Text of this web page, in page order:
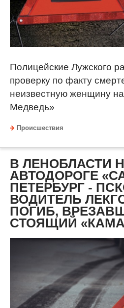
Полицейские Лужского
проверку по факту
неизвестную женщину
Медведь»
Происшествия
В ЛЕНОБЛАСТИ
АВТОДОРОГЕ
ПЕТЕРБУРГ -
ВОДИТЕЛЬ
ПОГИБ,
СТОЯЩИЙ